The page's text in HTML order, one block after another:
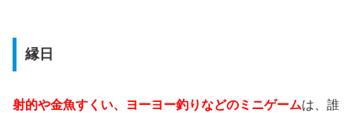
縁日
射的や金魚すくい、ヨーヨー釣りなどのミニゲームは、誰